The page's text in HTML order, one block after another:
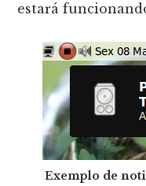
estará
Exemplo de